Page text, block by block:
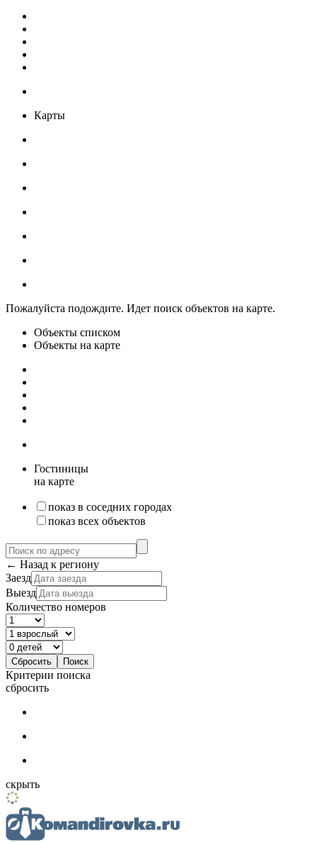
Карты
Пожалуйста подождите. Идет поиск объектов на карте.
Объекты списком
Объекты на карте
Гостиницы
на карте
показ в соседних городах
показ всех объектов
← Назад к региону
Заезд
Выезд
Количество номеров
Критерии поиска
сбросить
скрыть